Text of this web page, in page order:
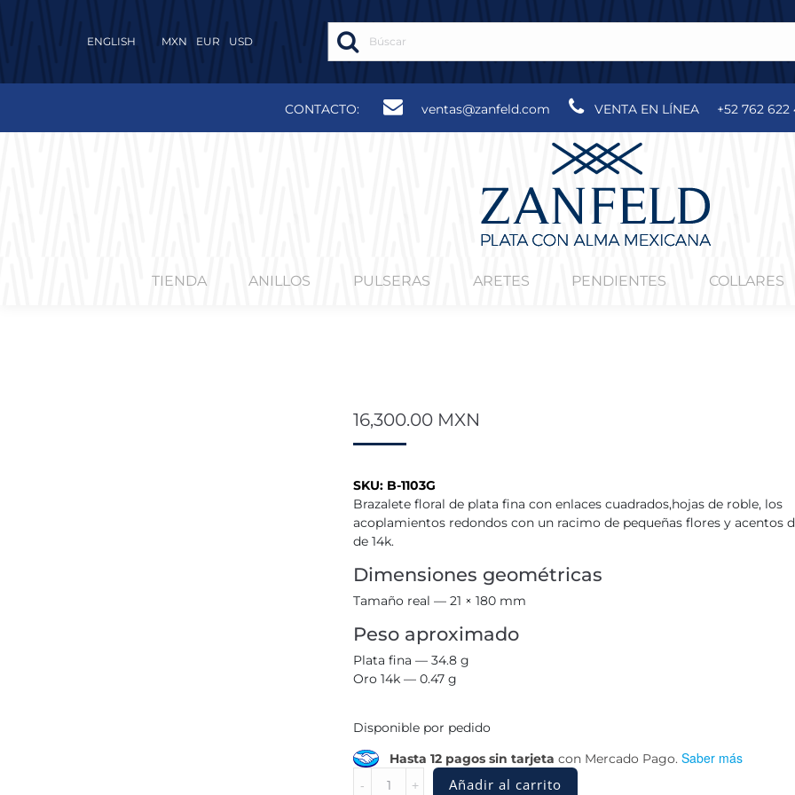
ENGLISH MXN EUR USD
CONTACTO: ventas@zanfeld.com VENTA EN LÍNEA +52 762 622
TIENDA ANILLOS PULSERAS ARETES PENDIENTES COLLARES
16,300.00 MXN
SKU: B-1103G
Brazalete floral de plata fina con enlaces cuadrados,hojas de roble, los
acoplamientos redondos con un racimo de pequeñas flores y acentos
de 14k.
Dimensiones geométricas
Tamaño real — 21 × 180 mm
Peso aproximado
Plata fina — 34.8 g
Oro 14k — 0.47 g
Disponible por pedido
Hasta 12 pagos sin tarjeta con Mercado Pago. Saber más
Añadir al carrito